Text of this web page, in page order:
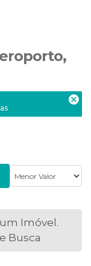
Imóvel.
Busca